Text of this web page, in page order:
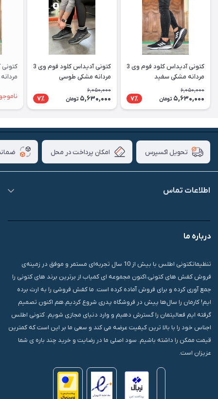
کتونی آدیداس کلود فوم وی 3
مردانه مشکی سفید
6,050,000
5,630,000 تومان 7٪
کتونی آدیداس کلود فوم وی 3
مردانه مشکی طوسی
6,050,000
5,630,000 تومان 7٪
تحویل اکسپرس امکان پرداخت در محل
اطلاعات تماس
درباره ما
تنظیماتکتونی اطلس با بیش از 10 سال تجربه‌ای مستمر و موفق در زمینه‌ی
فروش کفش های کتونی،اکنون مجموعه ای کمیاب از برترین برند های کتونی را
جمع آوری کرده و برای فروش آماده کرده است. ما کفش فروشی را به ارث برده
ایم! کارمان را سال‌ها پیش در فروشگاه پدری شروع کردیم.هم اکنون تصمیم
گرفته ایم فعالیتمان را گسترش دهیم و وارد دنیای مجازی شویم. کتونی اطلس
اجناس خود را با بالا ترین کیفیت عرضه می کند و سعی ما بر این است که کمترین
قیمت ممکن را داشته باشیم. سود اصلی ما در رضایت و خرید چند باره ی شما
عزیزان است.